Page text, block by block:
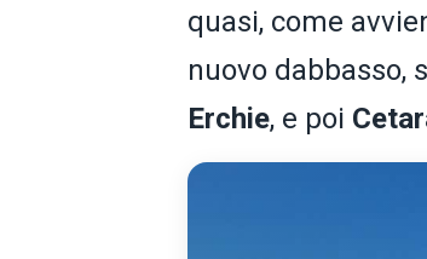
quasi, come
nuovo dabbasso,
Erchie, e poi